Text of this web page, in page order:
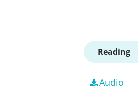
Reading
Audio